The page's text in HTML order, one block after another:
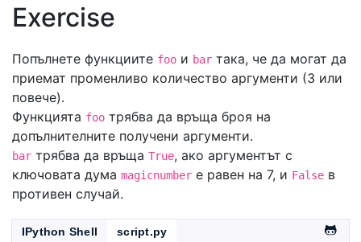
Exercise
Попълнете функциите foo и bar така, че да могат да
приемат променливо количество аргументи (3 или
повече).
Функцията foo трябва да връща броя на
допълнителните получени аргументи.
bar трябва да връща True, ако аргументът с
ключовата дума magicnumber е равен на 7, и False в
противен случай.
IPython Shell
script.py